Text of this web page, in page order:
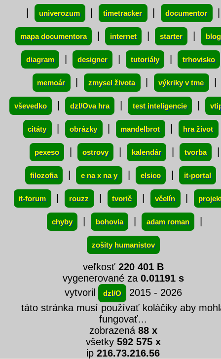
univerozum timetracker documentor
mapa documentora internet starter blog
diagram designer tutoriály trhovisko
memoár zmysel života výkriky v tme
vševedko dzI/Ova hra test inteligencie
citáty obrázky mandelbrot hra život
pexeso ostrovy kalendár tvorba
filozofia e na x na y elsico it-portal
it-forum rouzz tvorič včelín
chyby bohovia adam roman
zošity humanistov
veľkosť 220 401 B
vygenerované za 0.01191 s
vytvoril
dzI/O
2015 - 2026
táto stránka musí používať koláčiky aby
fungovať...
zobrazená 88 x
všetky 592 575 x
ip216.73.216.56